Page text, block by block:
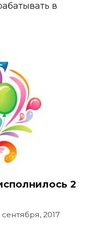
в
2
сентября, 2017